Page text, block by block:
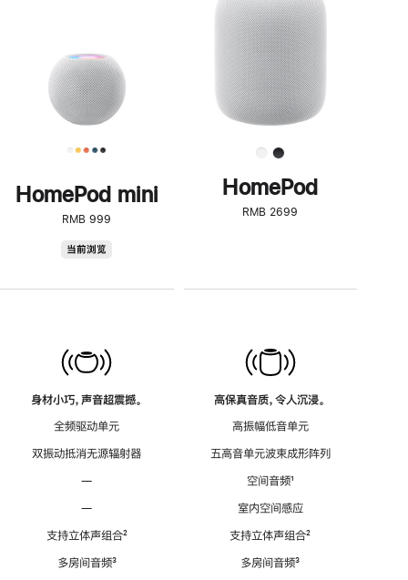
HomePod mini
RMB 999
当前浏览
身材小巧，声音超震撼。
全频驱动单元
双振动抵消无源辐射器
—
—
支持立体声组合脚
²
多房间音频脚
³
了
解
HomePod<
HomePod
RMB 2699
高保真音质，令人沉浸。
高振幅低音单元
五高音单元波束成形阵列
空间音频脚
¹
室内空间感应
支持立体声组合脚
²
多房间音频脚
³